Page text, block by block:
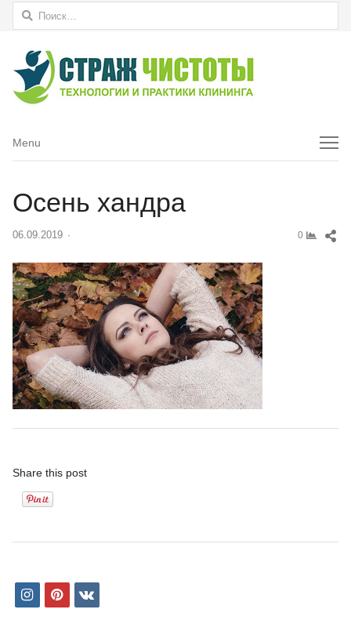
Найти:
Menu
Menu
Осень хандра
06.09.2019 0
Share this post
i
p
v